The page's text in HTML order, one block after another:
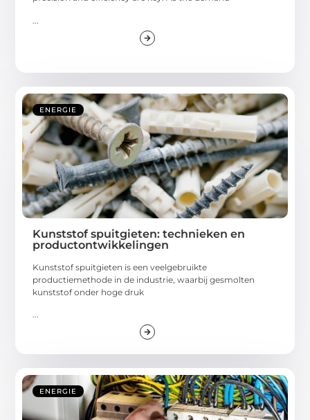
ENERGIE
Kunststof spuitgieten: technieken en
productontwikkelingen
Kunststof spuitgieten is een veelgebruikte
productiemethode in de industrie, waarbij gesmolten
kunststof onder hoge druk
...
ENERGIE